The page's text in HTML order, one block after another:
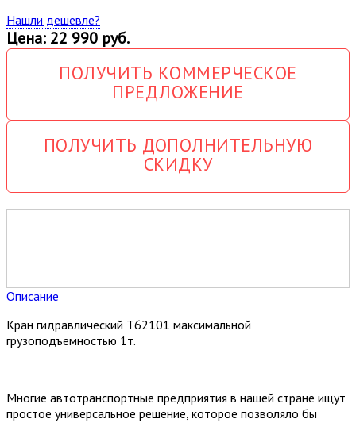
Нашли дешевле?
Цена: 22 990 руб.
ПОЛУЧИТЬ КОММЕРЧЕСКОЕ
ПРЕДЛОЖЕНИЕ
ПОЛУЧИТЬ ДОПОЛНИТЕЛЬНУЮ
СКИДКУ
Описание
Кран гидравлический T62101 максимальной
грузоподъемностью 1т.
Многие автотранспортные предприятия в нашей стране ищут
простое универсальное решение, которое позволяло бы